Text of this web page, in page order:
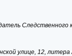
улице, 12, литера